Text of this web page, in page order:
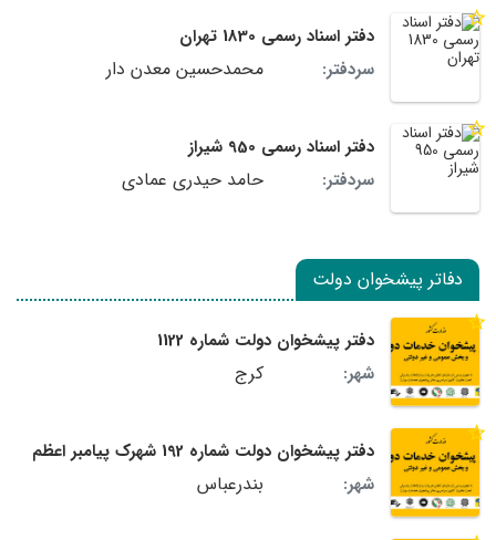
دفتر اسناد رسمی 1830 تهران
سردفتر:
محمدحسین معدن دار
دفتر اسناد رسمی 950 شیراز
سردفتر:
حامد حیدری عمادی
دفاتر پیشخوان دولت
دفتر پیشخوان دولت شماره 1122
شهر:
کرج
دفتر پیشخوان دولت شماره 192 شهرک پیامبر اعظم
شهر:
بندرعباس